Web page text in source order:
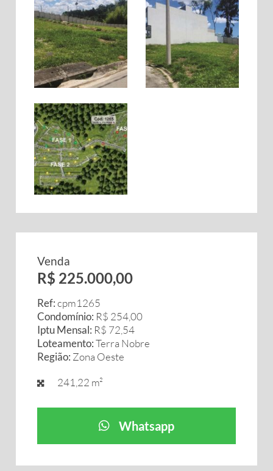
Venda
R$ 225.000,00
Ref:cpm1265
Condomínio: R$ 254,00
Iptu Mensal: R$ 72,54
Loteamento:Terra Nobre
Região: Zona Oeste
241,22 m²
Whatsapp